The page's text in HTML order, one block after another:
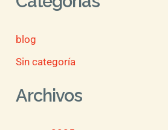
blog
Sin categoría
Archivos